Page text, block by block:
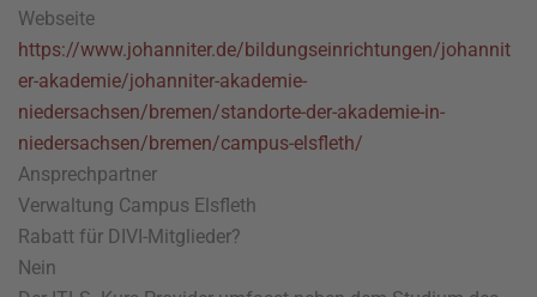
Webseite
https://www.johanniter.de/bildungseinrichtungen/johannit
er-akademie/johanniter-akademie-
niedersachsen/bremen/standorte-der-akademie-in-
niedersachsen/bremen/campus-elsfleth/
Ansprechpartner
Verwaltung Campus Elsfleth
Rabatt für DIVI-Mitglieder?
Nein